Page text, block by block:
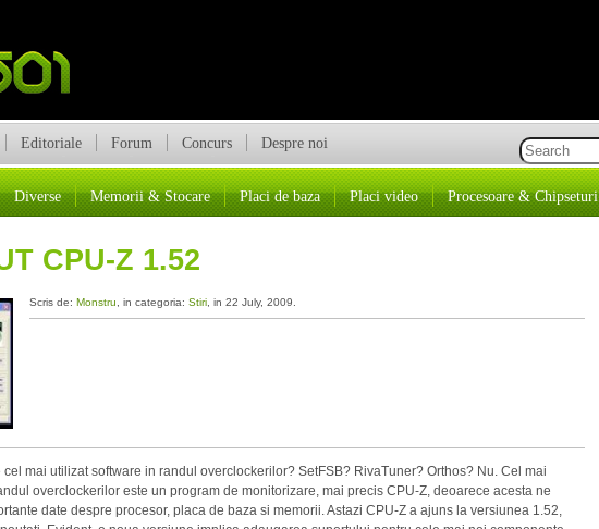
Editoriale Forum Concurs Despre noi
Diverse Memorii & Stocare Placi de baza Placi video Procesoare & Chipseturi
CPU-Z 1.52
Scris de: Monstru , in categoria: Stiri, in 22 July, 2009.
mai utilizat software in randul overclockerilor? SetFSB? RivaTuner? Orthos? Nu. Cel mai
overclockerilor este un program de monitorizare, mai precis CPU-Z, deoarece acesta ne
date despre procesor, placa de baza si memorii. Astazi CPU-Z a ajuns la versiunea 1.52,